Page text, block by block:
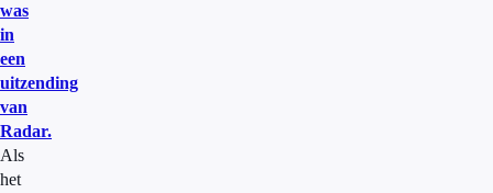
was
in
een
uitzending
van
Radar.
Als
het